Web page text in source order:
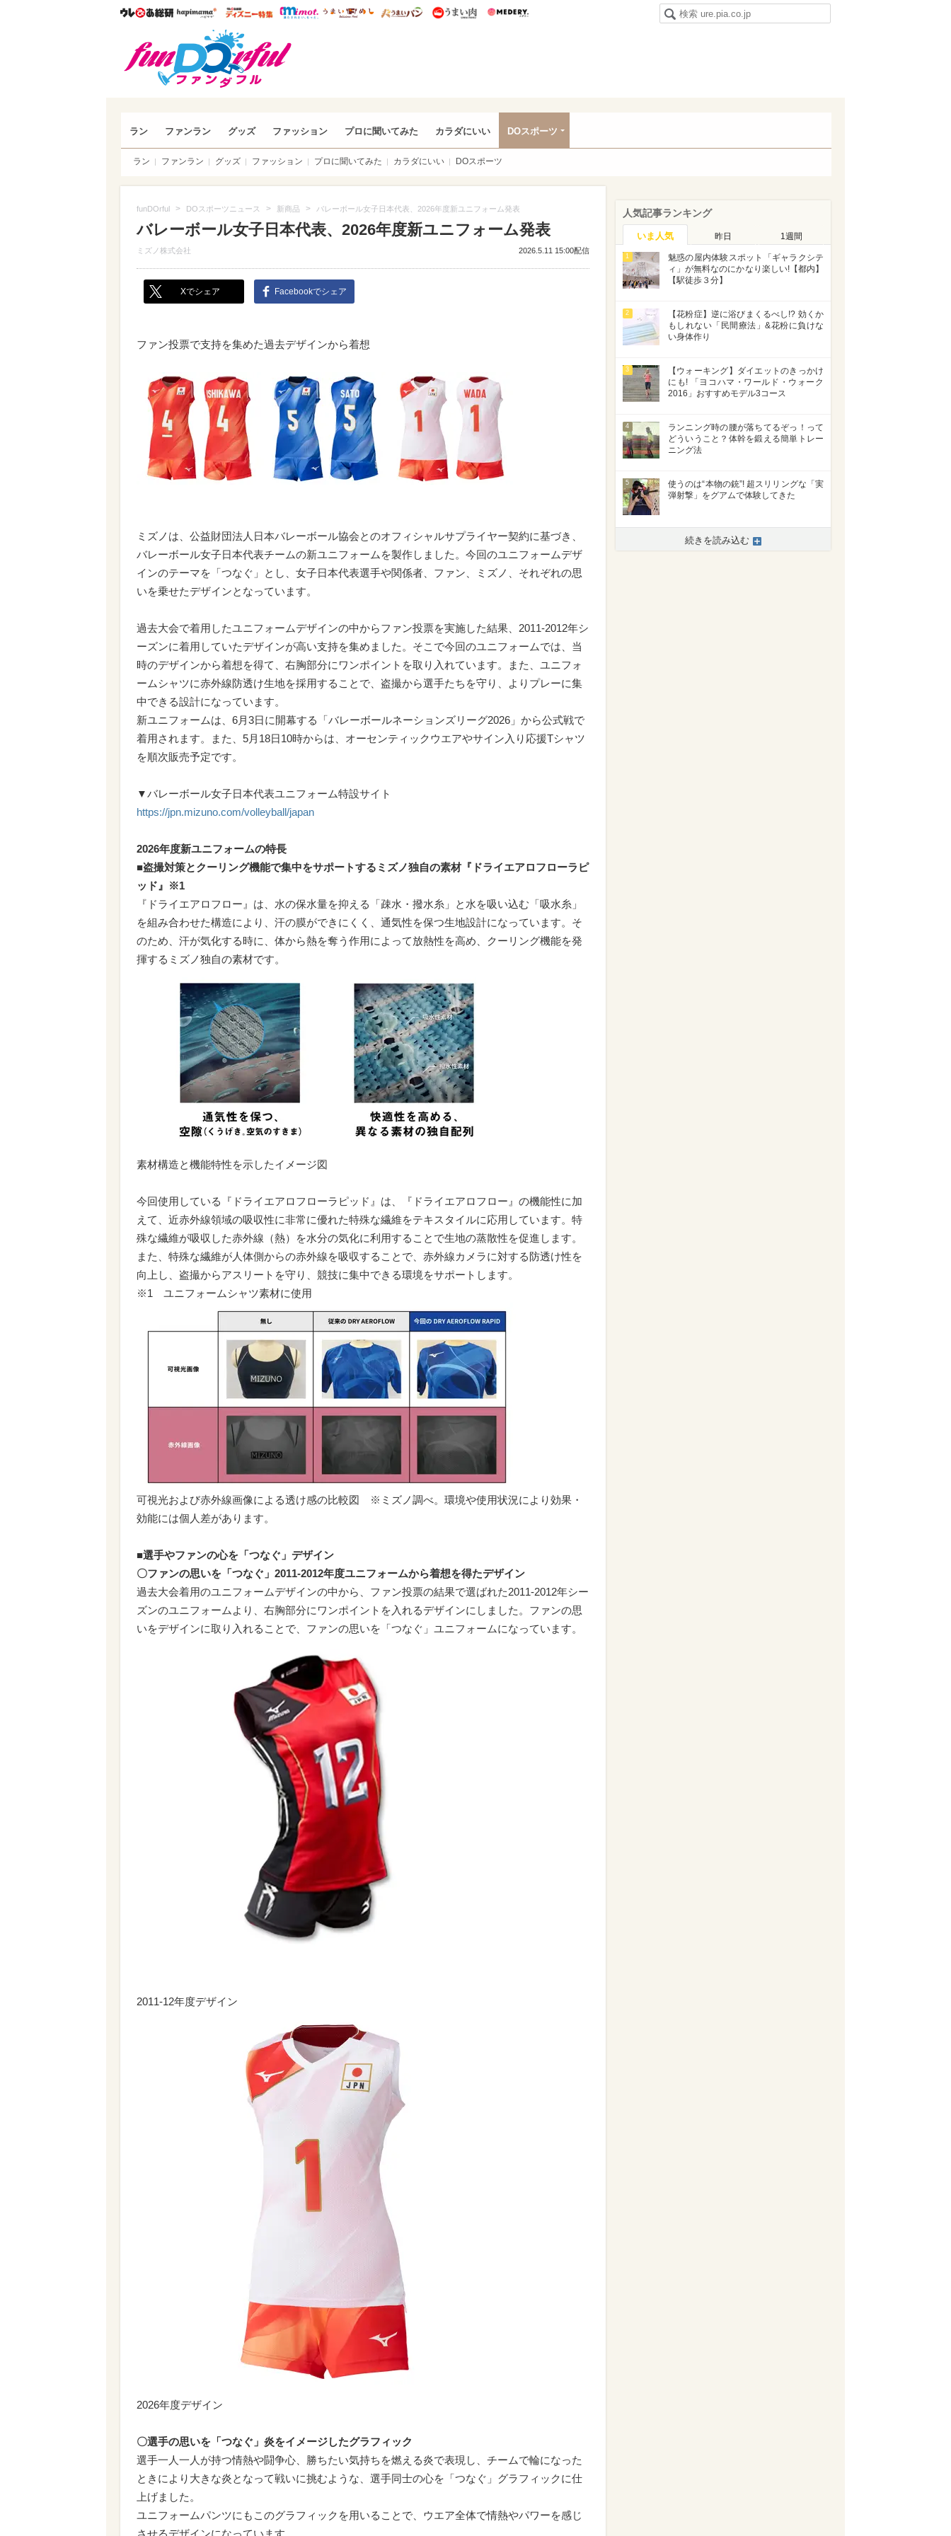
ウレぴあ総研ハピママ* ウレぴあ総研 ディズニー特集
mimot. うまいめし うまいパン うまい肉
ラン ファンラン グッズ ファッション プロに聞いてみた カラダにいい DOスポーツ
ラン ファンラン グッズ ファッション プロに聞いてみた カラダにいい DOスポーツ
funDOrful > DOスポーツニュース > 新商品 > バレーボール女子日本代表、2026年度新ユニフォーム発表
バレーボール女子日本代表、2026年度新ユニフォーム発表
ミズノ株式会社 2026.5.11 15:00配信
Xでシェア Facebookでシェア
ファン投票で支持を集めた過去デザインから着想
ミズノは、公益財団法人日本バレーボール協会とのオフィシャルサプライヤー契約に基づき、
バレーボール女子日本代表チームの新ユニフォームを製作しました。今回のユニフォームデザ
インのテーマを「つなぐ」とし、女子日本代表選手や関係者、ファン、ミズノ、それぞれの思
いを乗せたデザインとなっています。
過去大会で着用したユニフォームデザインの中からファン投票を実施した結果、2011-2012年シ
ーズンに着用していたデザインが高い支持を集めました。そこで今回のユニフォームでは、当
時のデザインから着想を得て、右胸部分にワンポイントを取り入れています。また、ユニフォ
ームシャツに赤外線防透け生地を採用することで、盗撮から選手たちを守り、よりプレーに集
中できる設計になっています。
新ユニフォームは、6月3日に開幕する「バレーボールネーションズリーグ2026」から公式戦で
着用されます。また、5月18日10時からは、オーセンティックウエアやサイン入り応援Tシャツ
を順次販売予定です。
▼バレーボール女子日本代表ユニフォーム特設サイト
https://jpn.mizuno.com/volleyball/japan
2026年度新ユニフォームの特長
■盗撮対策とクーリング機能で集中をサポートするミズノ独自の素材『ドライエアロフローラピ
ッド』※1
『ドライエアロフロー』は、水の保水量を抑える「疎水・撥水糸」と水を吸い込む「吸水糸」
を組み合わせた構造により、汗の膜ができにくく、通気性を保つ生地設計になっています。そ
のため、汗が気化する時に、体から熱を奪う作用によって放熱性を高め、クーリング機能を発
揮するミズノ独自の素材です。
素材構造と機能特性を示したイメージ図
今回使用している『ドライエアロフローラピッド』は、『ドライエアロフロー』の機能性に加
えて、近赤外線領域の吸収性に非常に優れた特殊な繊維をテキスタイルに応用しています。特
殊な繊維が吸収した赤外線（熱）を水分の気化に利用することで生地の蒸散性を促進します。
また、特殊な繊維が人体側からの赤外線を吸収することで、赤外線カメラに対する防透け性を
向上し、盗撮からアスリートを守り、競技に集中できる環境をサポートします。
※1 ユニフォームシャツ素材に使用
可視光および赤外線画像による透け感の比較図 ※ミズノ調べ。環境や使用状況により効果・
効能には個人差があります。
■選手やファンの心を「つなぐ」デザイン
〇ファンの思いを「つなぐ」2011-2012年度ユニフォームから着想を得たデザイン
過去大会着用のユニフォームデザインの中から、ファン投票の結果で選ばれた2011-2012年シー
ズンのユニフォームより、右胸部分にワンポイントを入れるデザインにしました。ファンの思
いをデザインに取り入れることで、ファンの思いを「つなぐ」ユニフォームになっています。
2011-12年度デザイン
2026年度デザイン
〇選手の思いを「つなぐ」炎をイメージしたグラフィック
選手一人一人が持つ情熱や闘争心、勝ちたい気持ちを燃える炎で表現し、チームで輪になった
ときにより大きな炎となって戦いに挑むような、選手同士の心を「つなぐ」グラフィックに仕
上げました。
ユニフォームパンツにもこのグラフィックを用いることで、ウエア全体で情熱やパワーを感じ
させるデザインになっています。
人気記事ランキング
いま人気 昨日 1週間
1
魅惑の屋内体験スポット「ギャラクシテ
ィ」が無料なのにかなり楽しい!【都内】
【駅徒歩３分】
2
【花粉症】逆に浴びまくるべし!? 効くか
もしれない「民間療法」&花粉に負けな
い身体作り
3
【ウォーキング】ダイエットのきっかけ
にも! 「ヨコハマ・ワールド・ウォーク
2016」おすすめモデル3コース
4
ランニング時の腰が落ちてるぞっ！って
どういうこと？体幹を鍛える簡単トレー
ニング法
5
使うのは“本物の銃”! 超スリリングな「実
弾射撃」をグアムで体験してきた
続きを読み込む